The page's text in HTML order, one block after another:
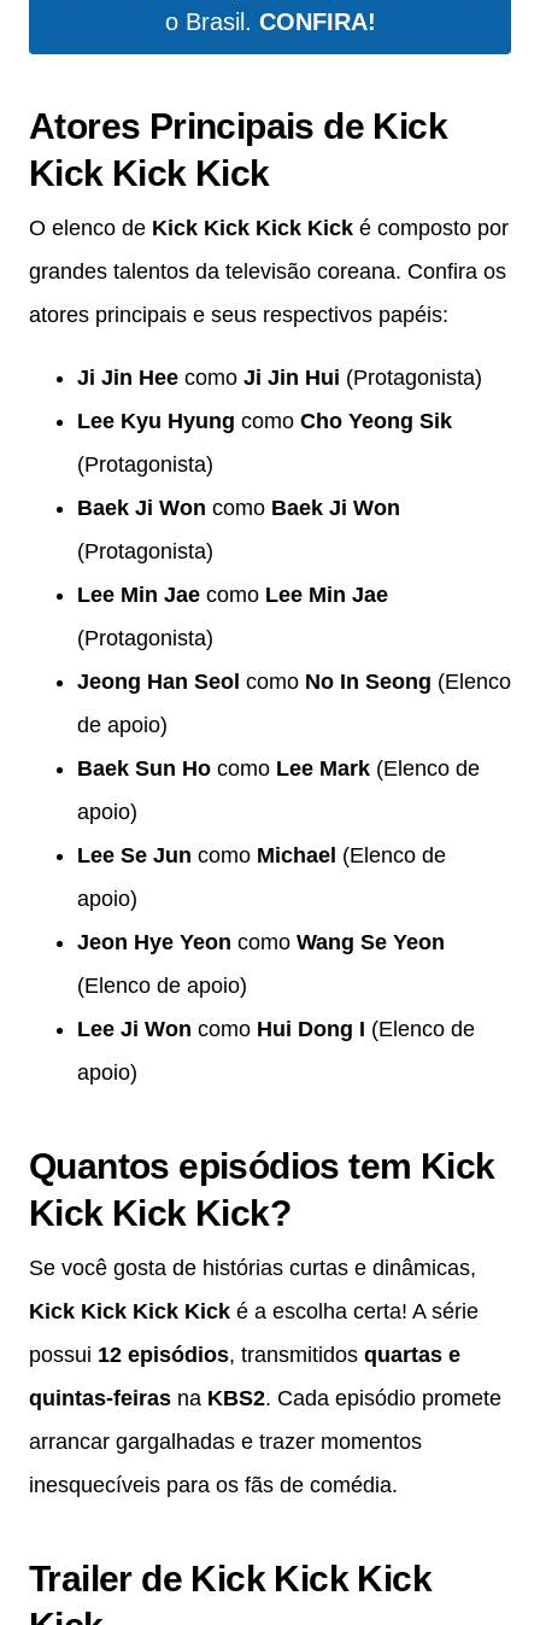
o Brasil. CONFIRA!
Atores Principais de Kick
Kick Kick Kick
O elenco de Kick Kick Kick Kick é composto por
grandes talentos da televisão coreana. Confira os
atores principais e seus respectivos papéis:
Ji Jin Hee como Ji Jin Hui (Protagonista)
Lee Kyu Hyung como Cho Yeong Sik
(Protagonista)
Baek Ji Won como Baek Ji Won
(Protagonista)
Lee Min Jae como Lee Min Jae
(Protagonista)
Jeong Han Seol como No In Seong (Elenco
de apoio)
Baek Sun Ho como Lee Mark (Elenco de
apoio)
Lee Se Jun como Michael (Elenco de
apoio)
Jeon Hye Yeon como Wang Se Yeon
(Elenco de apoio)
Lee Ji Won como Hui Dong I (Elenco de
apoio)
Quantos episódios tem Kick
Kick Kick Kick?
Se você gosta de histórias curtas e dinâmicas,
Kick Kick Kick Kick é a escolha certa! A série
possui 12 episódios, transmitidos quartas e
quintas-feiras na KBS2. Cada episódio promete
arrancar gargalhadas e trazer momentos
inesquecíveis para os fãs de comédia.
Trailer de Kick Kick Kick